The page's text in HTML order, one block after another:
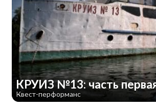
КРУИЗ №13: часть
Квест-перформанс